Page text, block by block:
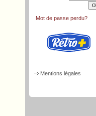
Mot de passe perdu?
Mentions légales